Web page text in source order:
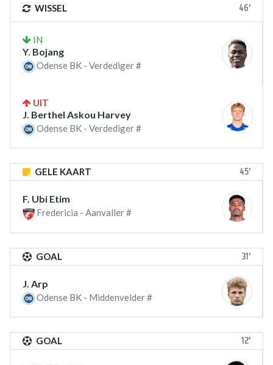
WISSEL 46'
IN
Y. Bojang
Odense BK - Verdediger #
UIT
J. Berthel Askou Harvey
Odense BK - Verdediger #
GELE KAART 45'
F. Ubi Etim
Fredericia - Aanvaller #
GOAL 31'
J. Arp
Odense BK - Middenvelder #
GOAL 12'